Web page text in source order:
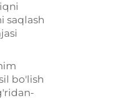
saqlash
bo'lish